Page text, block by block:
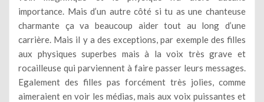
importance. Mais d’un autre côté si tu as une chanteuse
charmante ça va beaucoup aider tout au long d’une
carrière. Mais il y a des exceptions, par exemple des filles
aux physiques superbes mais à la voix très grave et
rocailleuse qui parviennent à faire passer leurs messages.
Egalement des filles pas forcément très jolies, comme
aimeraient en voir les médias, mais aux voix puissantes et